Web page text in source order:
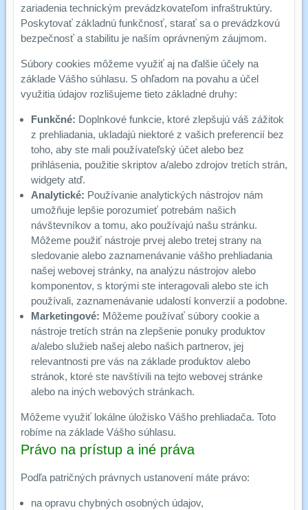
zariadenia technickým prevádzkovateľom infraštruktúry.
Poskytovať základnú funkčnosť, starať sa o prevádzkovú
bezpečnosť a stabilitu je naším oprávneným záujmom.
Súbory cookies môžeme využiť aj na ďalšie účely na
základe Vášho súhlasu. S ohľadom na povahu a účel
využitia údajov rozlišujeme tieto základné druhy:
Funkčné: Doplnkové funkcie, ktoré zlepšujú váš zážitok
z prehliadania, ukladajú niektoré z vašich preferencií bez
toho, aby ste mali používateľský účet alebo bez
prihlásenia, použitie skriptov a/alebo zdrojov tretích strán,
widgety atď.
Analytické: Používanie analytických nástrojov nám
umožňuje lepšie porozumieť potrebám našich
návštevníkov a tomu, ako používajú našu stránku.
Môžeme použiť nástroje prvej alebo tretej strany na
sledovanie alebo zaznamenávanie vášho prehliadania
našej webovej stránky, na analýzu nástrojov alebo
komponentov, s ktorými ste interagovali alebo ste ich
používali, zaznamenávanie udalostí konverzií a podobne.
Marketingové: Môžeme používať súbory cookie a
nástroje tretích strán na zlepšenie ponuky produktov
a/alebo služieb našej alebo našich partnerov, jej
relevantnosti pre vás na základe produktov alebo
stránok, ktoré ste navštívili na tejto webovej stránke
alebo na iných webových stránkach.
Môžeme využiť lokálne úložisko Vášho prehliadača. Toto
robíme na základe Vášho súhlasu.
Právo na prístup a iné práva
Podľa patričných právnych ustanovení máte právo:
na opravu chybných osobných údajov,